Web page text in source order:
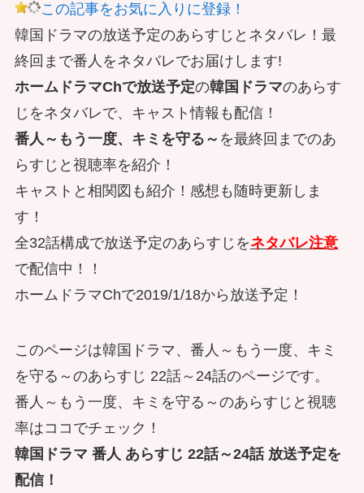
この記事をお気に入りに登録！
韓国ドラマの放送予定のあらすじとネタバレ！最
終回まで番人をネタバレでお届けします!
ホームドラマChで放送予定の韓国ドラマのあらす
じをネタバレで、キャスト情報も配信！
番人～もう一度、キミを守る～ を最終回までのあ
らすじと視聴率を紹介！
キャストと相関図も紹介！感想も随時更新しま
す！
全32話構成で放送予定のあらすじをネタバレ注意
で配信中！！
ホームドラマChで2019/1/18から放送予定！
このページは韓国ドラマ、番人～もう一度、キミ
を守る～のあらすじ 22話～24話のページです。
番人～もう一度、キミを守る～のあらすじと視聴
率はココでチェック！
韓国ドラマ 番人 あらすじ 22話～24話 放送予定を
配信！